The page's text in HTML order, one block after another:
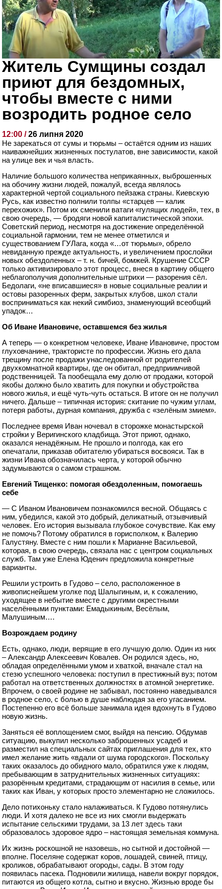
Житель Сумщины создал
приют для бездомных,
чтобы вместе с ними
возродить родное село
12:00 /26 липня 2020
Не зарекаться от сумы и тюрьмы – остаётся одним из наших
наиважнейших жизненных постулатов, вне зависимости, какой
на улице век и чья власть.
Наличие большого количества неприкаянных, выброшенных
на обочину жизни людей, пожалуй, всегда являлось
характерной чертой социального пейзажа страны. Киевскую
Русь, как известно полнили толпы «старцев — калик
перехожих». Потом их сменили ватаги «гулящих людей», тех, в
свою очередь, — бродяги новой капиталистической эпохи.
Советский период, несмотря на достижение определённой
социальной гармонии, тем не менее отметился и
существованием ГУЛага, когда «…от тюрьмы», обрело
невиданную прежде актуальность, и увеличением прослойки
новых обездоленных – т. н. бичей, бомжей. Крушение СССР
только активизировало этот процесс, внеся в картину общего
неблагополучия дополнительные штрихи — разорения сёл.
Бедолаги, «не вписавшиеся» в новые социальные реалии и
остовы разоренных ферм, закрытых клубов, школ стали
восприниматься как некий симбиоз, знаменующий всеобщий
упадок…
Об Иване Ивановиче, оставшемся без жилья
А теперь — о конкретном человеке, Иване Ивановиче, простом
глуховчанине, трактористе по профессии. Жизнь его дала
трещину после продажи унаследованной от родителей
двухкомнатной квартиры, где он обитал, предприимчивой
родственницей. Та пообещала ему долю от продажи, которой
якобы должно было хватить для покупки и обустройства
нового жилья, и ещё чуть-чуть остаться. В итоге он не получил
ничего. Дальше – типичная история: скитание по чужим углам,
потеря работы, дурная компания, дружба с «зелёным змием».
Последнее время Иван ночевал в сторожке монастырской
стройки у Веригинского кладбища. Этот приют, однако,
оказался ненадёжным. Не прошло и полгода, как его
опечатали, приказав обитателю убираться восвояси. Так в
жизни Ивана обозначилась черта, у которой обычно
задумываются о самом страшном.
Евгений Тищенко: помогая обездоленным, помогаешь
себе
— С Иваном Ивановичем познакомился весной. Общаясь с
ним, убедился, какой это добрый, деликатный, отзывчивый
человек. Его история вызывала глубокое сочувствие. Как ему
не помочь? Потому обратился в горисполком, к Валерию
Галустяну. Вместе с ним пошли к Марианне Васильевой,
которая, в свою очередь, связала нас с центром социальных
служб. Там уже Елена Юденич предложила конкретные
варианты.
Решили устроить в Гудово – село, расположенное в
живописнейшем уголке под Шалыгиным, и, к сожалению,
уходящее в небытие вместе с другими окрестными
населёнными пунктами: Емадыкиным, Весёлым,
Малушиным….
Возрождаем родину
Есть, однако, люди, верящие в его лучшую долю. Один из них
– Александр Алексеевич Ковалев. Он родился здесь, но,
обладая определёнными умом и хваткой, вначале стал на
стезю успешного человека: поступил в престижный вуз; потом
работал на ответственных должностях в атомной энергетике.
Впрочем, о своей родине не забывал, постоянно наведывался
в родное село, с болью в душе наблюдая за его угасанием.
Постепенно его всё больше занимала идея вдохнуть в Гудово
новую жизнь.
Заняться её воплощением смог, выйдя на пенсию. Обдумав
ситуацию, выкупил несколько заброшенных усадеб и
разместил на специальных сайтах приглашения для тех, кто
имел желание жить «вдали от шума городского». Поскольку
таких оказалось до обидного мало, обратился уже к людям,
пребывающим в затруднительных жизненных ситуациях:
разорённым кредитами, страдающим от насилия в семье, или
таких как Иван, у которых просто элементарно не сложилось.
Дело потихоньку стало налаживаться. К Гудово потянулись
люди. И хотя далеко не все из них смогли выдержать
испытание сельскими трудами, за 13 лет здесь таки
образовалось здоровое ядро – настоящая земельная коммуна.
Их жизнь роскошной не назовешь, но сытной и достойной —
вполне. Поселяне содержат коров, лошадей, свиней, птицу,
кроликов, обрабатывают огороды, сады. В этом году
появилась пасека. Подновили жилища, навели вокруг порядок,
питаются из общего котла, сытно и вкусно. Жизнью вроде бы